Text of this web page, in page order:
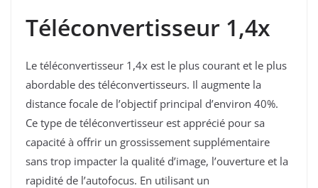
Téléconvertisseur 1,4x
Le téléconvertisseur 1,4x est le plus courant et le plus
abordable des téléconvertisseurs. Il augmente la
distance focale de l’objectif principal d’environ 40%.
Ce type de téléconvertisseur est apprécié pour sa
capacité à offrir un grossissement supplémentaire
sans trop impacter la qualité d’image, l’ouverture et la
rapidité de l’autofocus. En utilisant un